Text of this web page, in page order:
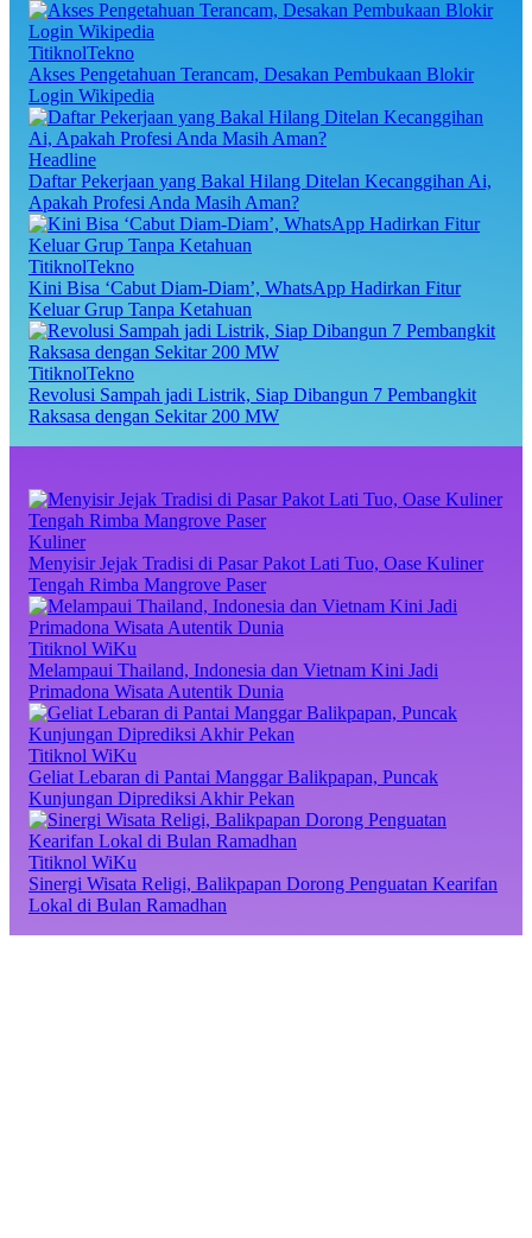
TitiknolTekno
Akses Pengetahuan Terancam, Desakan Pembukaan Blokir
Login Wikipedia
Headline
Daftar Pekerjaan yang Bakal Hilang Ditelan Kecanggihan Ai,
Apakah Profesi Anda Masih Aman?
TitiknolTekno
Kini Bisa ‘Cabut Diam-Diam’, WhatsApp Hadirkan Fitur
Keluar Grup Tanpa Ketahuan
TitiknolTekno
Revolusi Sampah jadi Listrik, Siap Dibangun 7 Pembangkit
Raksasa dengan Sekitar 200 MW
Kuliner
Menyisir Jejak Tradisi di Pasar Pakot Lati Tuo, Oase Kuliner
Tengah Rimba Mangrove Paser
Titiknol WiKu
Melampaui Thailand, Indonesia dan Vietnam Kini Jadi
Primadona Wisata Autentik Dunia
Titiknol WiKu
Geliat Lebaran di Pantai Manggar Balikpapan, Puncak
Kunjungan Diprediksi Akhir Pekan
Titiknol WiKu
Sinergi Wisata Religi, Balikpapan Dorong Penguatan Kearifan
Lokal di Bulan Ramadhan